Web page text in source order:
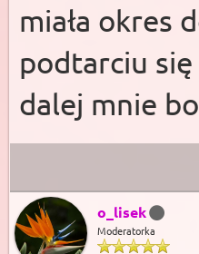
miała okres
podtarciu
dalej mnie
o_lisek
Moderatorka